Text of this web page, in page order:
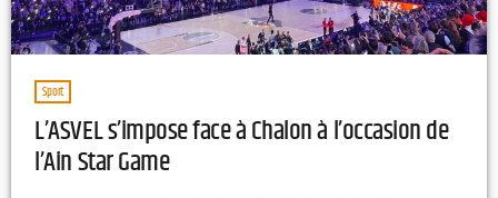
Sport
L’ASVEL s’impose face à Chalon à l’occasion de
l’Ain Star Game